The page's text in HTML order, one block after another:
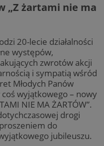
„Z żartami nie ma
20-lecie działalności
występów,
zwrotów akcji
i sympatią wśród
Młodych Panów
wyjątkowego – nowy
NIE MA ŻARTÓW”.
drogi
do
jubileuszu.